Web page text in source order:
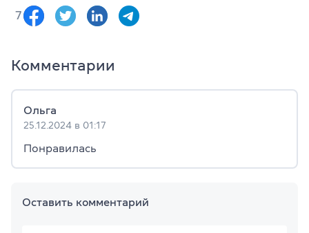
7
Комментарии
Ольга
25.12.2024 в 01:17
Понравилась
Оставить комментарий